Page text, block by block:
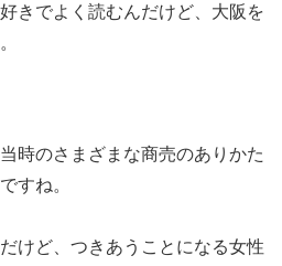
きでよく読むんだけど、大阪を
時のさまざまな商売のありかた
すね。
けど、つきあうことになる女性